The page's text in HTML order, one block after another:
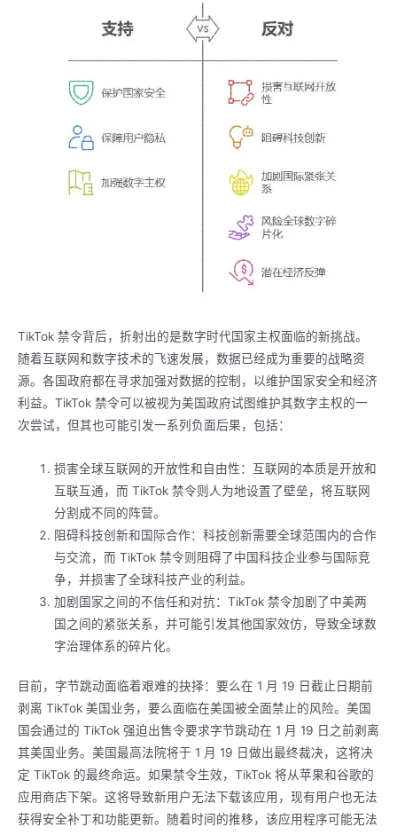
TikTok 禁令背后，折射出的是数字时代国家主权面临的新挑战。
随着互联网和数字技术的飞速发展，数据已经成为重要的战略资
源。各国政府都在寻求加强对数据的控制，以维护国家安全和经济
利益。TikTok 禁令可以被视为美国政府试图维护其数字主权的一
次尝试，但其也可能引发一系列负面后果，包括：
损害全球互联网的开放性和自由性：互联网的本质是开放和
互联互通，而 TikTok 禁令则人为地设置了壁垒，将互联网
分割成不同的阵营。
阻碍科技创新和国际合作：科技创新需要全球范围内的合作
与交流，而 TikTok 禁令则阻碍了中国科技企业参与国际竞
争，并损害了全球科技产业的利益。
加剧国家之间的不信任和对抗：TikTok 禁令加剧了中美两
国之间的紧张关系，并可能引发其他国家效仿，导致全球数
字治理体系的碎片化。
目前，字节跳动面临着艰难的抉择：要么在 1 月 19 日截止日期前
剥离 TikTok 美国业务，要么面临在美国被全面禁止的风险。美国
国会通过的 TikTok 强迫出售令要求字节跳动在 1 月 19 日之前剥离
其美国业务。美国最高法院将于 1 月 19 日做出最终裁决，这将决
定 TikTok 的最终命运。如果禁令生效，TikTok 将从苹果和谷歌的
应用商店下架。这将导致新用户无法下载该应用，现有用户也无法
获得安全补丁和功能更新。随着时间的推移，该应用程序可能无法